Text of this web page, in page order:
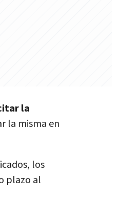
la
la misma en
los
plazo al